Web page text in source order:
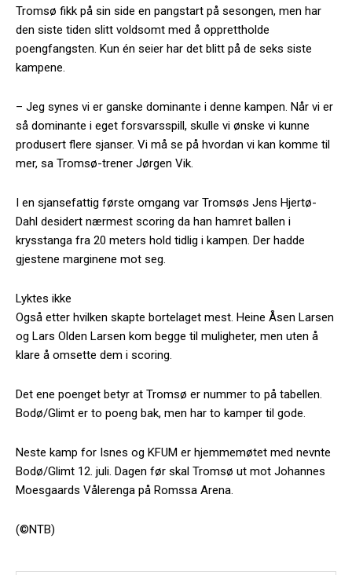
Tromsø fikk på sin side en pangstart på sesongen, men har
den siste tiden slitt voldsomt med å opprettholde
poengfangsten. Kun én seier har det blitt på de seks siste
kampene.
– Jeg synes vi er ganske dominante i denne kampen. Når vi er
så dominante i eget forsvarsspill, skulle vi ønske vi kunne
produsert flere sjanser. Vi må se på hvordan vi kan komme til
mer, sa Tromsø-trener Jørgen Vik.
I en sjansefattig første omgang var Tromsøs Jens Hjertø-
Dahl desidert nærmest scoring da han hamret ballen i
krysstanga fra 20 meters hold tidlig i kampen. Der hadde
gjestene marginene mot seg.
Lyktes ikke
Også etter hvilken skapte bortelaget mest. Heine Åsen Larsen
og Lars Olden Larsen kom begge til muligheter, men uten å
klare å omsette dem i scoring.
Det ene poenget betyr at Tromsø er nummer to på tabellen.
Bodø/Glimt er to poeng bak, men har to kamper til gode.
Neste kamp for Isnes og KFUM er hjemmemøtet med nevnte
Bodø/Glimt 12. juli. Dagen før skal Tromsø ut mot Johannes
Moesgaards Vålerenga på Romssa Arena.
(©NTB)